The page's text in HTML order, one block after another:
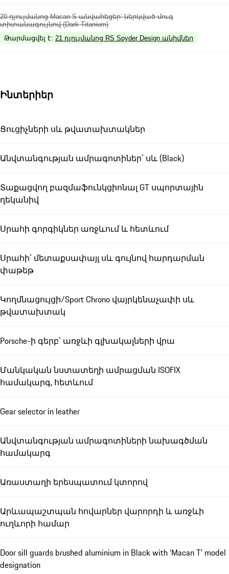
20 դյույմանոց Macan S անվահեցեր՝ ներկված մուգ
տիտանագույնով (Dark Titanium)
Թարմացվել է: 21 դյույմանոց RS Spyder Design անիվներ
Ինտերիեր
Ցուցիչների սև թվատախտակներ
Անվտանգության ամրագոտիներ՝ սև (Black)
Տաքացվող բազմաֆունկցիոնալ GT սպորտային
ղեկանիվ
Սրահի գորգիկներ առջևում և հետևում
Սրահի՝ մետաքսափայլ սև գույնով հարդարման
փաթեթ
Կողմնացույցի/Sport Chrono վայրկենաչափի սև
թվատախտակ
Porsche-ի գերբ՝ առջևի գլխակալների վրա
Մանկական նստատեղի ամրացման ISOFIX
համակարգ, հետևում
Gear selector in leather
Անվտանգության ամրագոտիների նախագծման
համակարգ
Առաստաղի երեսպատում կտորով
Արևապաշտպան հովարներ վարորդի և առջևի
ուղևորի համար
Door sill guards brushed aluminium in Black with ‘Macan T’ model
designation